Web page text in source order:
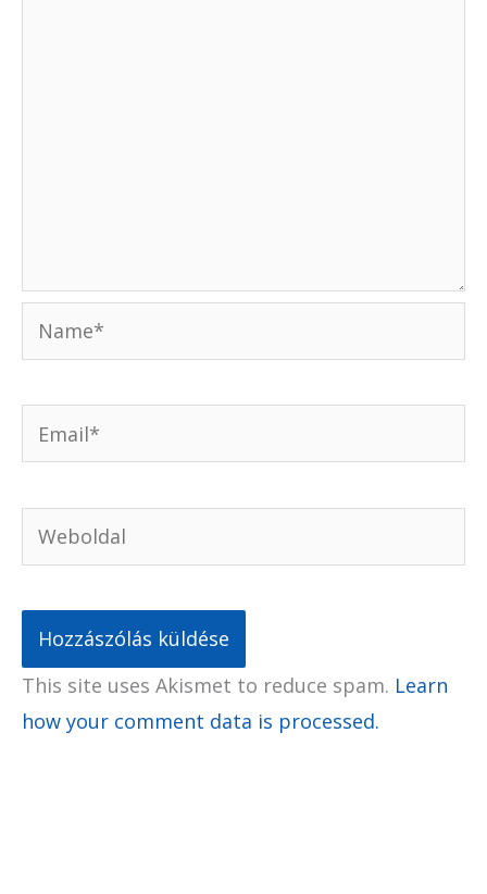
Name*
Email*
Weboldal
This site uses Akismet to reduce spam. Learn
how your comment data is processed.